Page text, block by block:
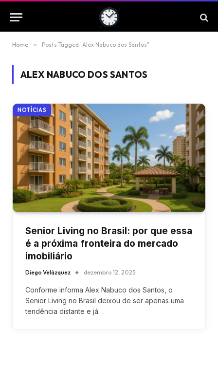
Home » Posts Tagged "Alex Nabuco dos Santos"
ALEX NABUCO DOS SANTOS
NOTÍCIAS
Senior Living no Brasil: por que essa
é a próxima fronteira do mercado
imobiliário
Diego Velázquez dezembro 12, 2025
Conforme informa Alex Nabuco dos Santos, o
Senior Living no Brasil deixou de ser apenas uma
tendência distante e já…